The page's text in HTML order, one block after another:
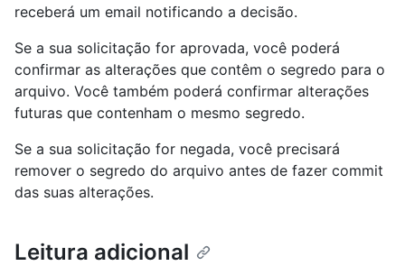
receberá um email notificando a decisão.
Se a sua solicitação for aprovada, você poderá
confirmar as alterações que contêm o segredo para o
arquivo. Você também poderá confirmar alterações
futuras que contenham o mesmo segredo.
Se a sua solicitação for negada, você precisará
remover o segredo do arquivo antes de fazer commit
das suas alterações.
Leitura adicional